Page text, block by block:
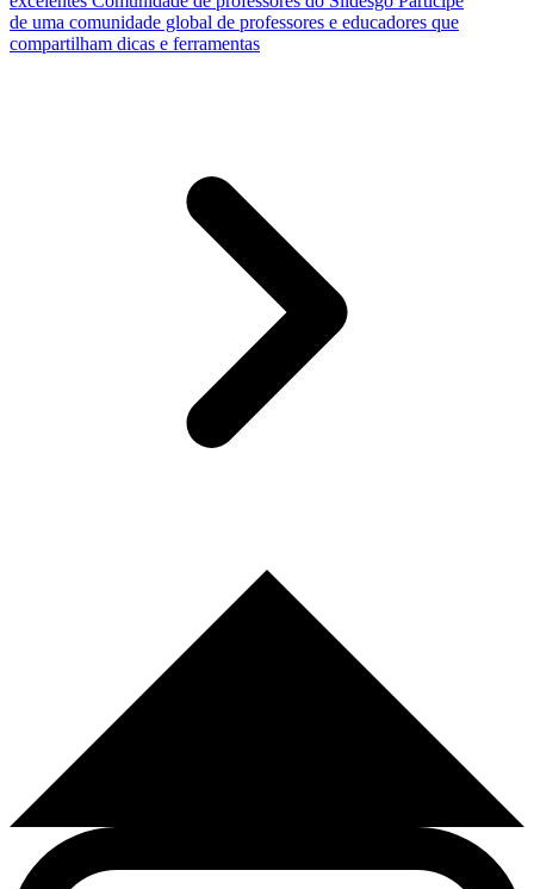
de uma comunidade global de professores e educadores que
compartilham dicas e ferramentas